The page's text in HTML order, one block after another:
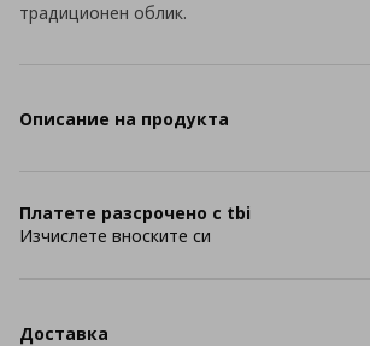
традиционен облик.
Описание на продукта
Платете разсрочено с tbi
Изчислете вноските си
Доставка